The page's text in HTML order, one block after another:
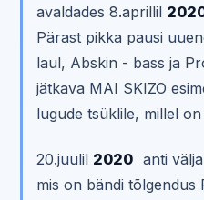
avaldades 8.aprillil
Pärast pikka pausi
laul, Abskin - bass ja
jätkava MAI SKIZO
lugude tsüklile, millel
20.juulil 2020 anti
mis on bändi tõlgendus